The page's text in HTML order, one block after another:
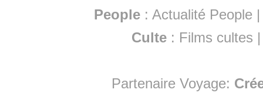
People :Actualité People
Culte : Films cultes
Partenaire Voyage: